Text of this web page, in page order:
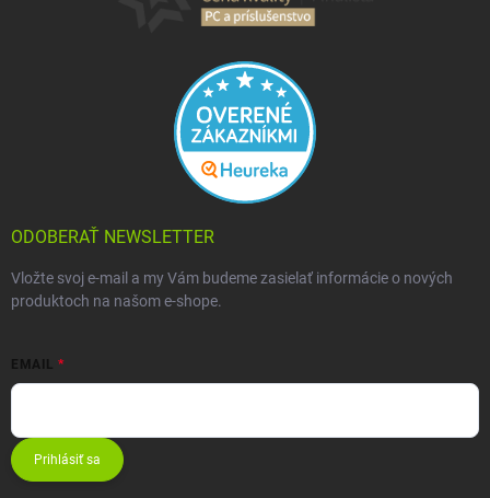
ODOBERAŤ NEWSLETTER
Vložte svoj e-mail a my Vám budeme zasielať informácie o nových
produktoch na našom e-shope.
EMAIL
Prihlásiť sa